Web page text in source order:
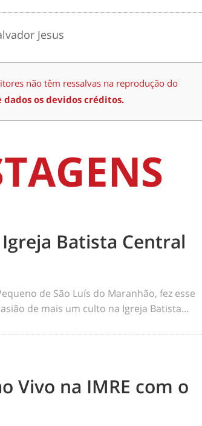
Jesus
não têm ressalvas na reprodução do
dados os devidos créditos.
Batista Central
de São Luís do Maranhão, fez esse
de mais um culto na Igreja Batista...
Vivo na IMRE com o